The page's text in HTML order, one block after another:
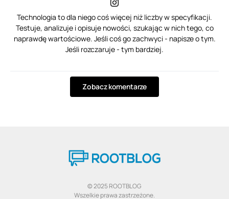
Technologia to dla niego coś więcej niż liczby w specyfikacji.
Testuje, analizuje i opisuje nowości, szukając w nich tego, co
naprawdę wartościowe. Jeśli coś go zachwyci - napisze o tym.
Jeśli rozczaruje - tym bardziej.
Zobacz komentarze
© 2025 ROOTBLOG
Wszelkie prawa zastrzeżone.